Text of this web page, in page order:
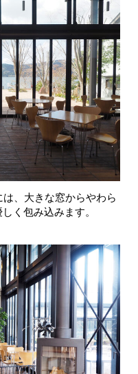
、大きな窓からやわら
く包み込みます。